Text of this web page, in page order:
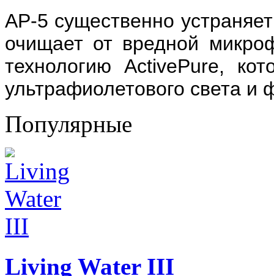
AP-5 существенно
очищает от вредной
технологию ActivePure,
ультрафиолетового света и
Популярные
Living Water III